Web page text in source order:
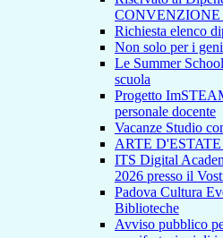
CONVENZIONE
Richiesta elenco
Non solo per i
Le Summer
scuola
Progetto
personale docente
Vacanze Studio
ARTE
ITS Digital
2026 presso il
Padova Cultura
Biblioteche
Avviso pubblico